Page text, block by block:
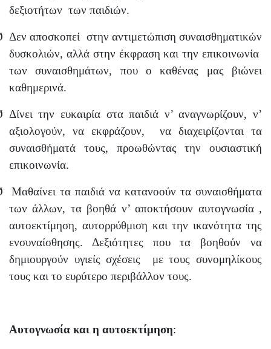
δεξιοτήτων των παιδιών.
Δεν αποσκοπεί στην αντιμετώπιση συναισθηματικών
δυσκολιών, αλλά στην έκφραση και την επικοινωνία
των συναισθημάτων, που ο καθένας μας βιώνει
καθημερινά.
Δίνει την ευκαιρία στα παιδιά ν’ αναγνωρίζουν, ν’
αξιολογούν, να εκφράζουν,
να διαχειρίζονται τα
συναισθήματά τους, προωθώντας την ουσιαστική
επικοινωνία.
Μαθαίνει τα παιδιά να κατανοούν τα συναισθήματα
των άλλων, τα βοηθά ν’ αποκτήσουν αυτογνωσία ,
αυτοεκτίμηση, αυτορρύθμιση και την ικανότητα της
ενσυναίσθησης. Δεξιότητες που τα βοηθούν να
δημιουργούν υγιείς σχέσεις
με τους συνομηλίκους
τους και το ευρύτερο περιβάλλον τους.
Αυτογνωσία και η αυτοεκτίμηση: